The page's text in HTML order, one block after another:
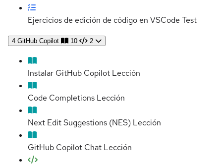
Ejercicios de edición de código en VSCode Test
4 GitHub Copilot 10 2
Instalar GitHub Copilot Lección
Code Completions Lección
Next Edit Suggestions (NES) Lección
GitHub Copilot Chat Lección